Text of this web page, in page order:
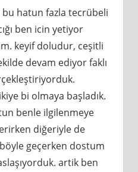
bu hatun fazla tecrübeli
ben icin yetiyor
keyif doludur, ceşitli
devam ediyor faklı
bi olmaya başladık.
benle ilgilenmeye
diğeriyle de
geçerken dostum
artik ben